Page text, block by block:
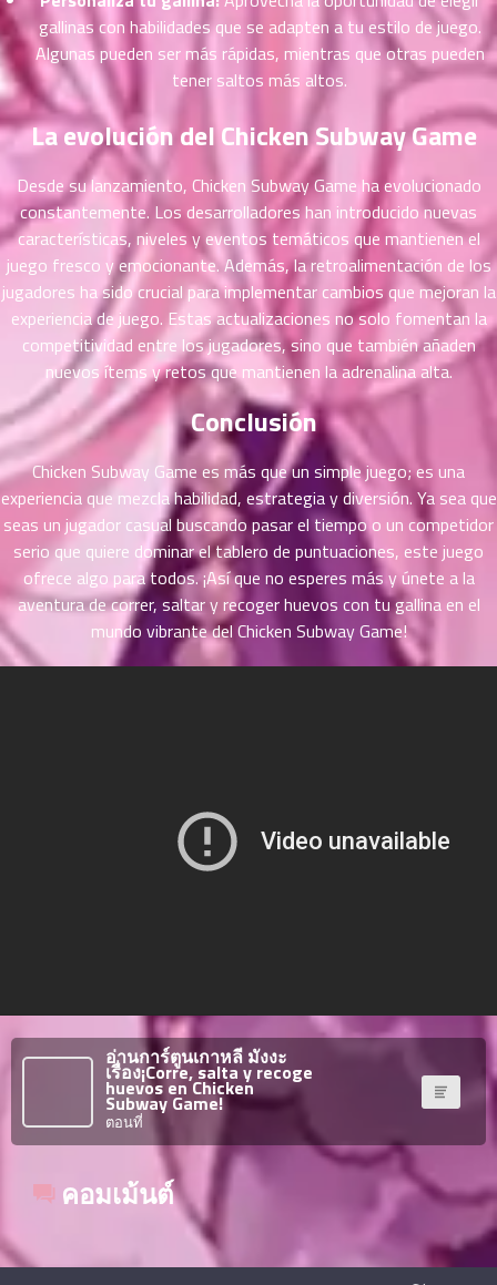
gallinas con habilidades que se adapten a tu estilo de juego.
Algunas pueden ser más rápidas, mientras que otras pueden
tener saltos más altos.
La evolución del Chicken Subway Game
Desde su lanzamiento, Chicken Subway Game ha evolucionado
constantemente. Los desarrolladores han introducido nuevas
características, niveles y eventos temáticos que mantienen el
juego fresco y emocionante. Además, la retroalimentación de los
jugadores ha sido crucial para implementar cambios que mejoran la
experiencia de juego. Estas actualizaciones no solo fomentan la
competitividad entre los jugadores, sino que también añaden
nuevos ítems y retos que mantienen la adrenalina alta.
Conclusión
Chicken Subway Game es más que un simple juego; es una
experiencia que mezcla habilidad, estrategia y diversión. Ya sea que
seas un jugador casual buscando pasar el tiempo o un competidor
serio que quiere dominar el tablero de puntuaciones, este juego
ofrece algo para todos. ¡Así que no esperes más y únete a la
aventura de correr, saltar y recoger huevos con tu gallina en el
mundo vibrante del Chicken Subway Game!
อ่านการ์ตูนเกาหลี มังงะ
เรื่อง¡Corre, salta y recoge
huevos en Chicken
Subway Game!
ตอนที่
คอมเม้นต์
ม
28
ตอน
ที่
ม
29
ที่
ม
30
ตอน
ที่
ม
31
ตอน
ม
32
ตอน
ที่
33
ตอน
ที่
ม
34
ตอน
ตอน
39
ตอน
ตอน
ที่